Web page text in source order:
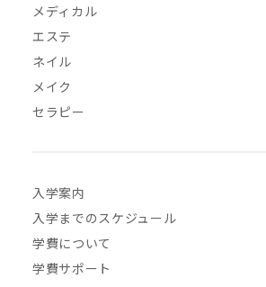
メディカル
エステ
ネイル
メイク
セラピー
入学案内
入学までのスケジュール
学費について
学費サポート